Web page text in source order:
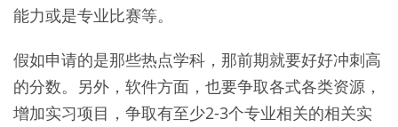
能力或是专业比赛等。
假如申请的是那些热点学科，那前期就要好好冲刺高
的分数。另外，软件方面，也要争取各式各类资源，
增加实习项目，争取有至少2-3个专业相关的相关实